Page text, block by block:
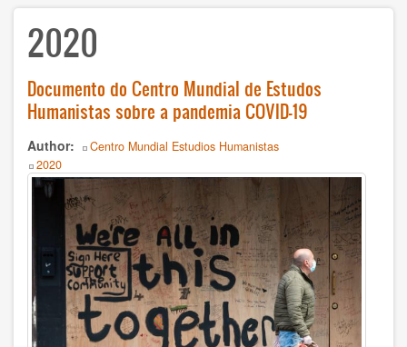
Spirituality
History
Humanism
Nonviolence
Politics
Psicology
Health
Society
2020
Documento do Centro Mundial de Estudos
Humanistas sobre a pandemia COVID-19
Author Centro Mundial Estudios Humanistas
Year
2020